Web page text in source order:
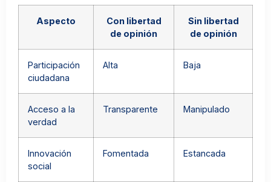
Aspecto
Con libertad
de opinión
Sin libertad
de opinión
Participación
ciudadana
Alta Baja
Acceso a la
verdad
Transparente Manipulado
Innovación
social
Fomentada Estancada